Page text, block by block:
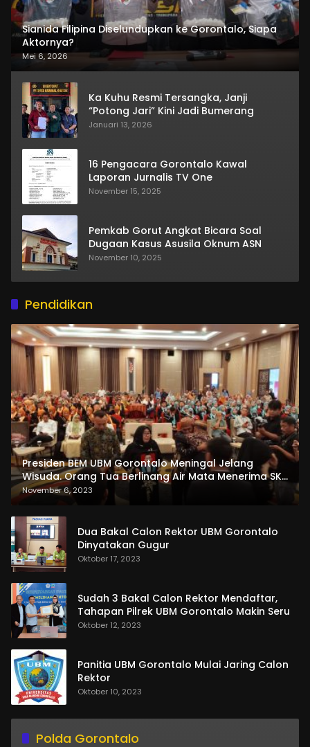
Sianida Filipina Diselundupkan ke Gorontalo, Siapa
Aktornya?
Mei 6, 2026
Ka Kuhu Resmi Tersangka, Janji
“Potong Jari” Kini Jadi Bumerang
Januari 13, 2026
16 Pengacara Gorontalo Kawal
Laporan Jurnalis TV One
November 15, 2025
Pemkab Gorut Angkat Bicara Soal
Dugaan Kasus Asusila Oknum ASN
November 10, 2025
Pendidikan
Presiden BEM UBM Gorontalo Meningal Jelang
Wisuda. Orang Tua Berlinang Air Mata Menerima SKL
dan Pemasangan Salempang
November 6, 2023
Dua Bakal Calon Rektor UBM Gorontalo
Dinyatakan Gugur
Oktober 17, 2023
Sudah 3 Bakal Calon Rektor Mendaftar,
Tahapan Pilrek UBM Gorontalo Makin Seru
Oktober 12, 2023
Panitia UBM Gorontalo Mulai Jaring Calon
Rektor
Oktober 10, 2023
Polda Gorontalo